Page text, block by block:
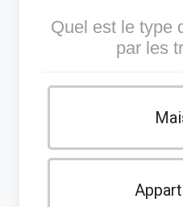
Quel est le type
par les